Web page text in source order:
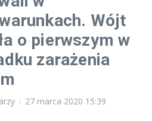
Wójt
o pierwszym w
zarażenia
27 marca 2020 15:39